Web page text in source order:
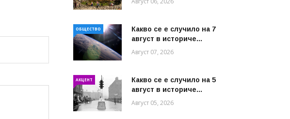
ОБЩЕСТВО
Какво се е случило на 7
август в историче...
Август 07, 2026
АКЦЕНТ
Какво се е случило на 5
август в историче...
Август 05, 2026